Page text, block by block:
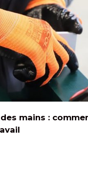
mains :